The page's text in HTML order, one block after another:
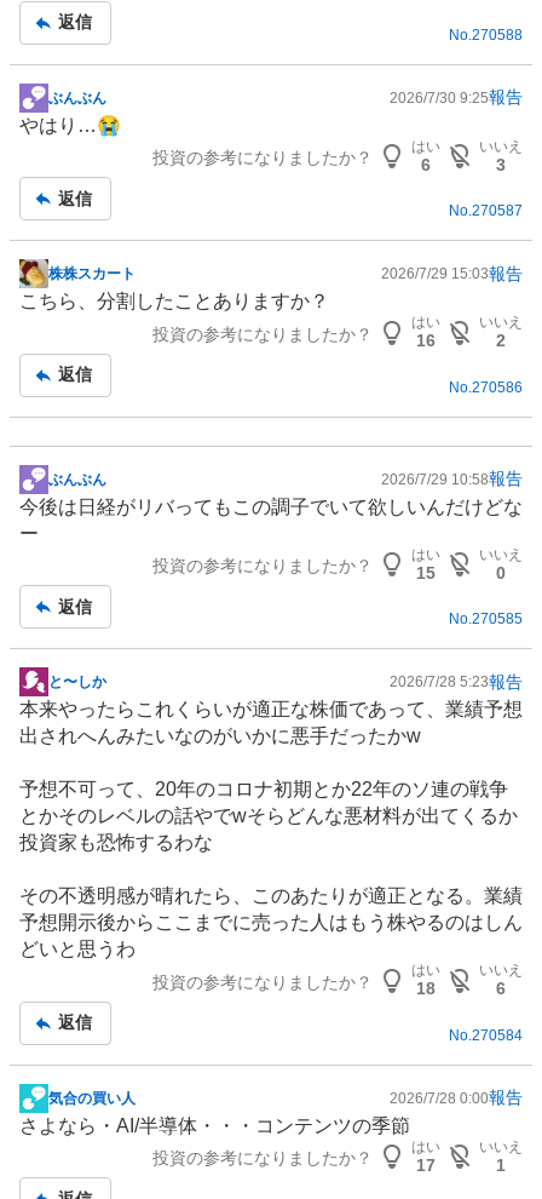
事
返信
No. 270588
掲
示
事
ぶんぶん 2026/7/30 9:25報告
やはり…😭
投資の参考になりましたか？
はい
6
いいえ
3
返信
No.270587
掲
示
事
株株スカート 2026/7/29 15:03報告
こちら、分割したことありますか？
投資の参考になりましたか？
はい
16
いいえ
2
返信
No. 270586
掲
示
ぶんぶん 2026/7/29 10:58報告
今後は日経がリバってもこの調子でいて欲しいんだけどな
ー
投資の参考になりましたか？
はい
15
いいえ
0
返信
No.270585
掲
示
板
事
と〜しか 2026/7/28 5:23報告
本来やったらこれくらいが適正な株価であって、業績予想
出されへんみたいなのがいかに悪手だったかw
予想不可って、20年のコロナ初期とか22年のソ連の戦争
とかそのレベルの話やでwそらどんな悪材料が出てくるか
投資家も恐怖するわな
その不透明感が晴れたら、このあたりが適正となる。業績
予想開示後からここまでに売った人はもう株やるのはしん
どいと思うわ
投資の参考になりましたか？
はい
18
いいえ
6
返信
No. 270584
掲
示
気合の買い人 2026/7/28 0:00報告
さよなら・AI/半導体 ・・・ コンテンツの季節
投資の参考になりましたか？
はい
17
いいえ
1